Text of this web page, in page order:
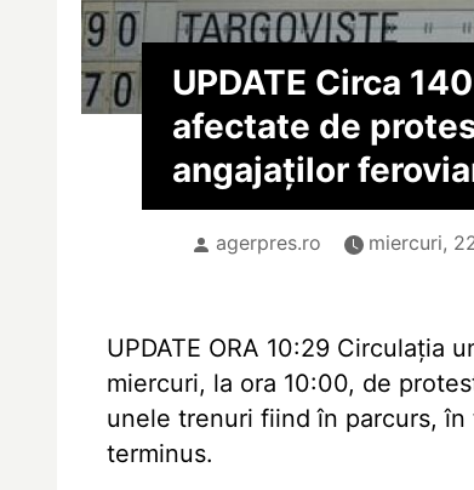
UPDATE Circa
afectate de
angajaților
agerpres.ro miercuri,
UPDATE ORA 10:29 Circulația
miercuri, la ora 10:00, de
unele trenuri fiind în parcurs,
terminus.